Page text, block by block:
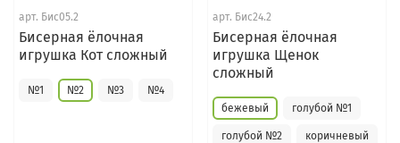
арт. Бис05.2
Бисерная ёлочная
игрушка Кот сложный
№1 №2 №3 №4
арт. Бис24.2
Бисерная ёлочная
игрушка Щенок
сложный
бежевый голубой №1
голубой №2 коричневый